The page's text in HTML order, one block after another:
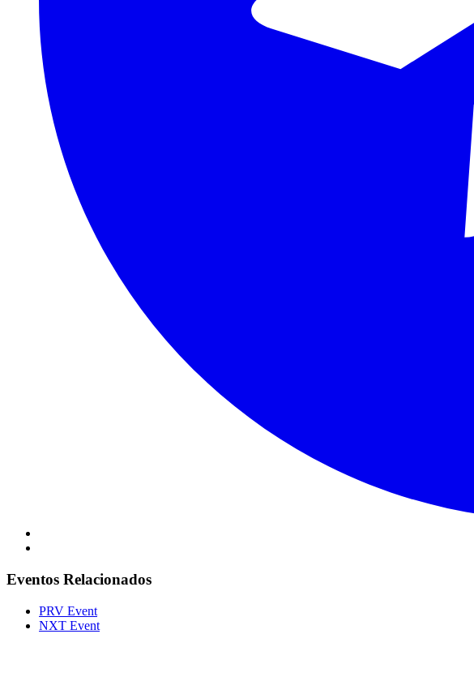
Eventos Relacionados
PRV Event
NXT Event